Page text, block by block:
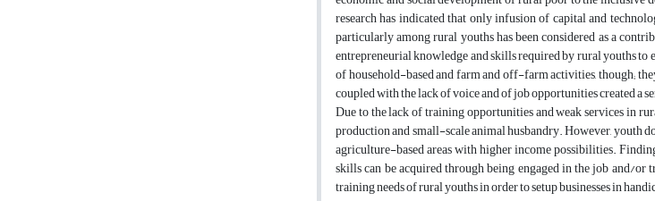
research has indicated that only infusion of capital and
particularly among rural youths has been considered as a
entrepreneurial knowledge and skills required by rural youths to
of household-based and farm and off-farm activities, though;
coupled with the lack of voice and of job opportunities created a
Due to the lack of training opportunities and weak services in
production and small-scale animal husbandry. However, youth
agriculture-based areas with higher income possibilities.
skills can be acquired through being engaged in the job and/or
training needs of rural youths in order to setup businesses in